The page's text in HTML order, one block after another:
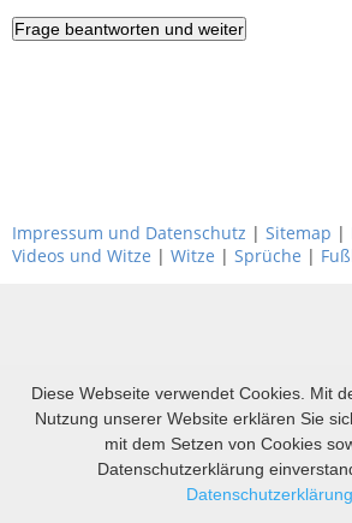
Impressum und Datenschutz | Sitemap |
Videos und Witze | Witze | Sprüche |
Diese Webseite verwendet Cookies. Mit
Nutzung unserer Website erklären Sie
mit dem Setzen von Cookies
Datenschutzerklärung
Datenschutzerklärung